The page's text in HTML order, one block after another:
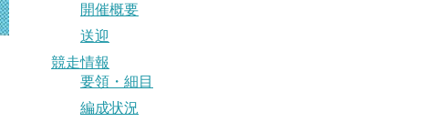
開催概要
送迎
競走情報
要領・細目
編成状況